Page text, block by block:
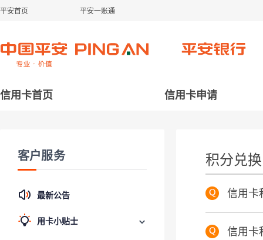
平安首页 平安一账通
信用卡首页 信用卡申请
客户服务
最新公告
用卡小贴士
积分兑换
信用卡
信用卡